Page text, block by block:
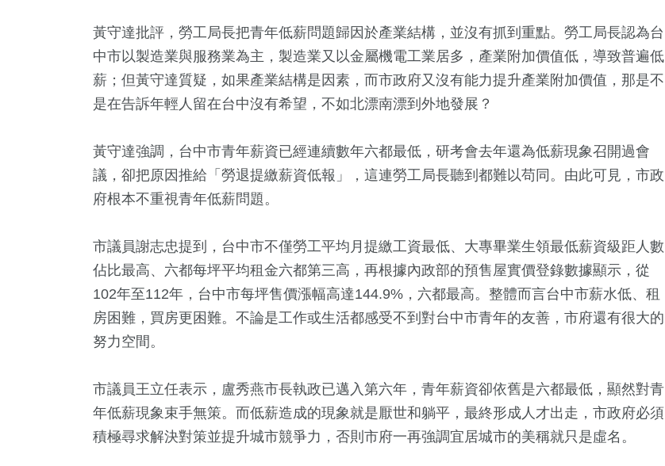
黃守達批評，勞工局長把青年低薪問題歸因於產業結構，並沒有抓到重點。勞工局長認為台
中市以製造業與服務業為主，製造業又以金屬機電工業居多，產業附加價值低，導致普遍低
薪；但黃守達質疑，如果產業結構是因素，而市政府又沒有能力提升產業附加價值，那是不
是在告訴年輕人留在台中沒有希望，不如北漂南漂到外地發展？
黃守達強調，台中市青年薪資已經連續數年六都最低，研考會去年還為低薪現象召開過會
議，卻把原因推給「勞退提繳薪資低報」，這連勞工局長聽到都難以苟同。由此可見，市政
府根本不重視青年低薪問題。
市議員謝志忠提到，台中市不僅勞工平均月提繳工資最低、大專畢業生領最低薪資級距人數
佔比最高、六都每坪平均租金六都第三高，再根據內政部的預售屋實價登錄數據顯示，從
102年至112年，台中市每坪售價漲幅高達144.9%，六都最高。整體而言台中市薪水低、租
房困難，買房更困難。不論是工作或生活都感受不到對台中市青年的友善，市府還有很大的
努力空間。
市議員王立任表示，盧秀燕市長執政已邁入第六年，青年薪資卻依舊是六都最低，顯然對青
年低薪現象束手無策。而低薪造成的現象就是厭世和躺平，最終形成人才出走，市政府必須
積極尋求解決對策並提升城市競爭力，否則市府一再強調宜居城市的美稱就只是虛名。